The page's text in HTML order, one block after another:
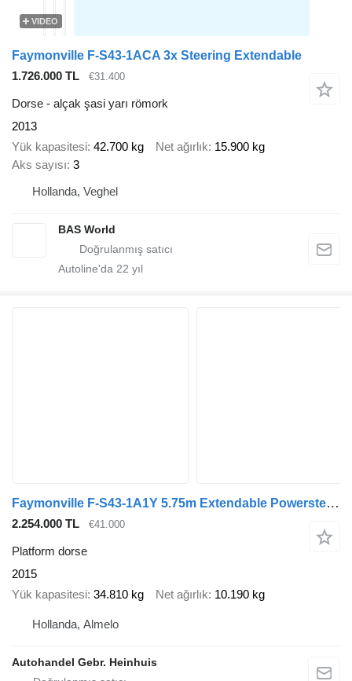
VIDEO
Faymonville F-S43-1ACA 3x Steering Extendable
1.726.000 TL
€31.400
Dorse - alçak şasi yarı römork
2013
Yük kapasitesi 42.700 kg Net ağırlık 15.900 kg
Aks sayısı 3
Hollanda, Veghel
BAS World
Autoline'da 22 yıl
Faymonville F-S43-1A1Y 5.75m Extendable Powersteering!
2.254.000 TL €41.000
Platform dorse
2015
Yük kapasitesi 34.810 kg Net ağırlık 10.190 kg
Hollanda, Almelo
Autohandel Gebr. Heinhuis